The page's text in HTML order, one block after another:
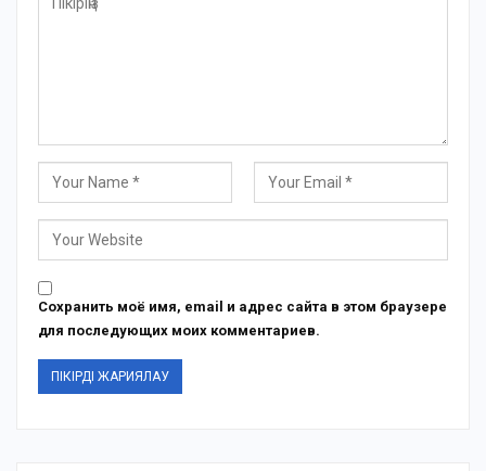
Сохранить моё имя, email и адрес сайта в этом браузере
для последующих моих комментариев.